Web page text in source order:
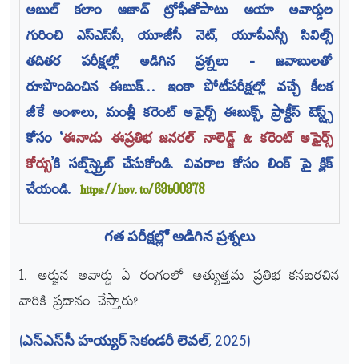
అబుల్‌ కలాం ఆజాద్‌ ట్రోఫీతోపాటు ఆయా అవార్డుల
గురించి ఎస్‌ఎస్‌సీ, యూజీసీ నెట్, యూపీఎస్సీ సివిల్స్‌
తదితర పరీక్షల్లో అడిగిన ప్రశ్నలు - జవాబులతో
రూపొందించిన ఈబుక్‌... ఇంకా పోటీపరీక్షల్లో వచ్చే కీలక
జీకే అంశాలు, మంత్లీ కరెంట్‌ అఫైర్స్‌ ఈబుక్స్, ప్రాక్టీస్‌ టెస్ట్స్‌
కోసం ‘ఈనాడు ఈప్రతిభ జనరల్‌ నాలెడ్జ్‌ & కరెంట్‌ అఫైర్స్‌
కోర్సు’కి సబ్‌స్క్రైబ్‌ చేసుకోండి. వివరాల కోసంలింక్ పై క్లిక్
చేయండి. https://hov.to/69b00978
గత పరీక్షల్లో అడిగిన ప్రశ్నలు
1. అర్జున అవార్డు ఏ రంగంలో అత్యుత్తమ ప్రతిభ కనబరచిన
వారికి ప్రదానం చేస్తారు?
(ఎస్‌ఎస్‌సీ హయ్యర్‌ సెకండరీ లెవల్, 2025)